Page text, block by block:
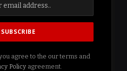
agree to the our terms and
Policy agreement.